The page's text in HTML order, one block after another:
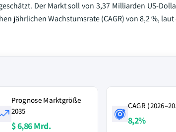
Der Markt soll von 3,37 Milliarden US-
jährlichen Wachstumsrate (CAGR) von 8,2 %,
Prognose Marktgröße
2035
$ 6,86 Mrd.
CAGR
8,2%